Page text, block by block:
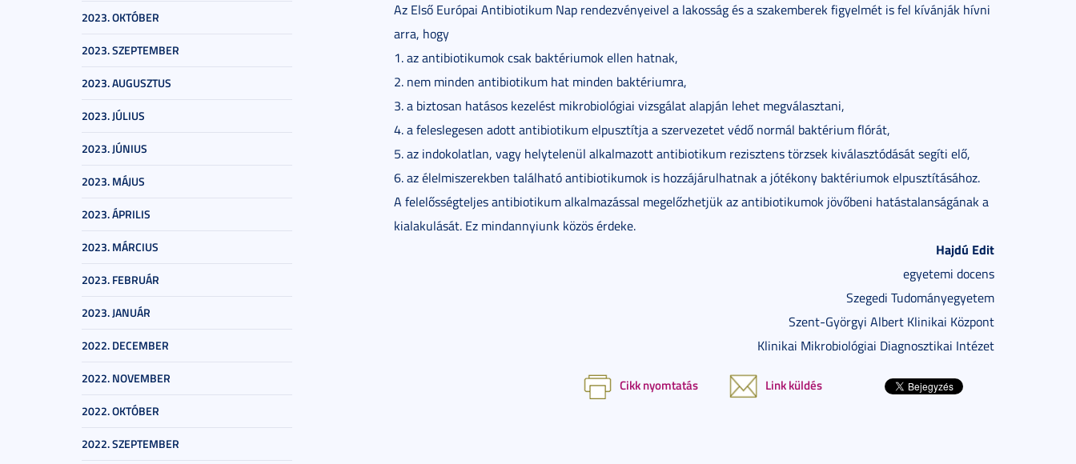
2023. OKTÓBER
2023. SZEPTEMBER
2023. AUGUSZTUS
2023. JÚLIUS
2023. JÚNIUS
2023. MÁJUS
2023. ÁPRILIS
2023. MÁRCIUS
2023. FEBRUÁR
2023. JANUÁR
2022. DECEMBER
2022. NOVEMBER
2022. OKTÓBER
2022. SZEPTEMBER
Az Első Európai Antibiotikum Nap rendezvényeivel a lakosság és a szakemberek figyelmét is fel kívánják hívni
arra, hogy
1. az antibiotikumok csak baktériumok ellen hatnak,
2. nem minden antibiotikum hat minden baktériumra,
3. a biztosan hatásos kezelést mikrobiológiai vizsgálat alapján lehet megválasztani,
4. a feleslegesen adott antibiotikum elpusztítja a szervezetet védő normál baktérium flórát,
5. az indokolatlan, vagy helytelenül alkalmazott antibiotikum rezisztens törzsek kiválasztódását segíti elő,
6. az élelmiszerekben található antibiotikumok is hozzájárulhatnak a jótékony baktériumok elpusztításához.
A felelősségteljes antibiotikum alkalmazással megelőzhetjük az antibiotikumok jövőbeni hatástalanságának a
kialakulását. Ez mindannyiunk közös érdeke.
Hajdú Edit
egyetemi docens
Szegedi Tudományegyetem
Szent-Györgyi Albert Klinikai Központ
Klinikai Mikrobiológiai Diagnosztikai Intézet
Cikk nyomtatás Link küldés